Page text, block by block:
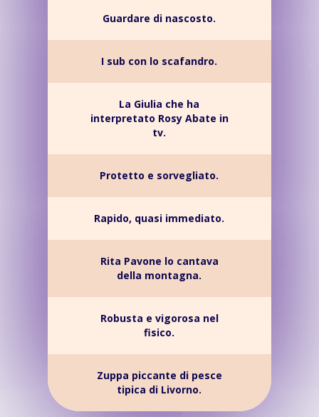
Guardare di nascosto.
I sub con lo scafandro.
La Giulia che ha
interpretato Rosy Abate in
tv.
Protetto e sorvegliato.
Rapido, quasi immediato.
Rita Pavone lo cantava
della montagna.
Robusta e vigorosa nel
fisico.
Zuppa piccante di pesce
tipica di Livorno.